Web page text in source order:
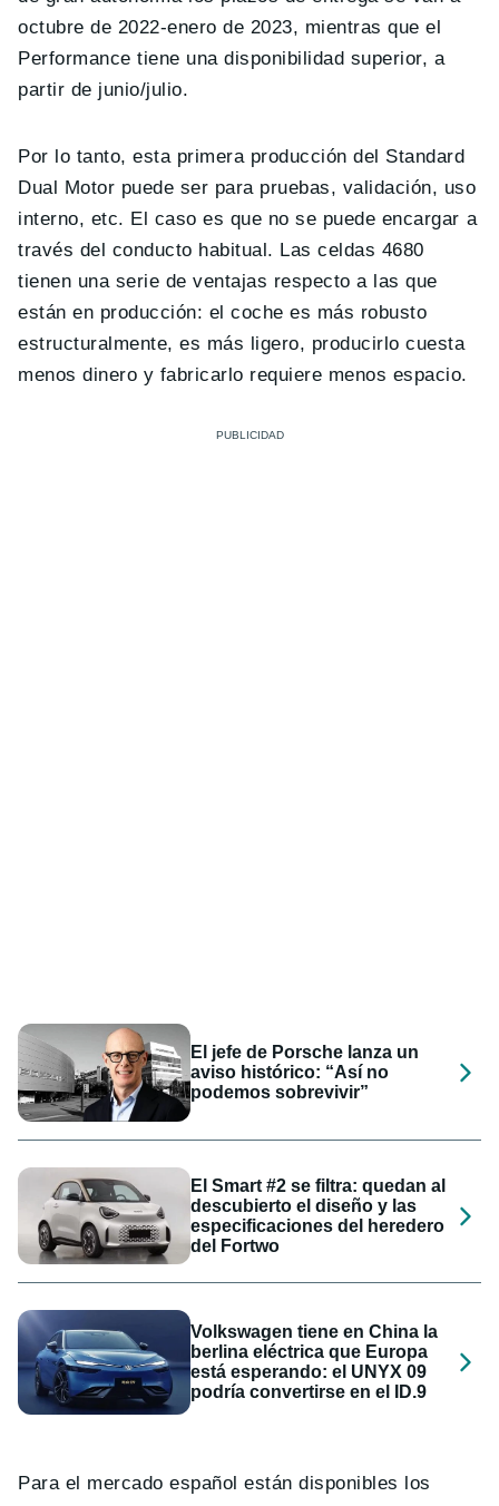
octubre de 2022-enero de 2023, mientras que el
Performance tiene una disponibilidad superior, a
partir de junio/julio.
Por lo tanto, esta primera producción del Standard
Dual Motor puede ser para pruebas, validación, uso
interno, etc. El caso es que no se puede encargar a
través del conducto habitual. Las celdas 4680
tienen una serie de ventajas respecto a las que
están en producción: el coche es más robusto
estructuralmente, es más ligero, producirlo cuesta
menos dinero y fabricarlo requiere menos espacio.
El jefe de Porsche lanza un
aviso histórico: “Así no
podemos sobrevivir”
El Smart #2 se filtra: quedan al
descubierto el diseño y las
especificaciones del heredero
del Fortwo
Volkswagen tiene en China la
berlina eléctrica que Europa
está esperando: el UNYX 09
podría convertirse en el ID.9
Para el mercado español están disponibles los